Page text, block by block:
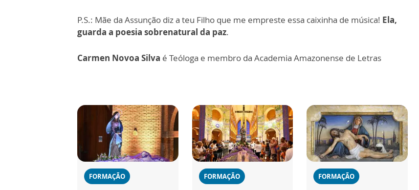
P.S.: Mãe da Assunção diz a teu Filho que me empreste essa caixinha de música! Ela,
guarda a poesia sobrenatural da paz.
Carmen Novoa Silva é Teóloga e membro da Academia Amazonense de Letras
FORMAÇÃO FORMAÇÃO FORMAÇÃO